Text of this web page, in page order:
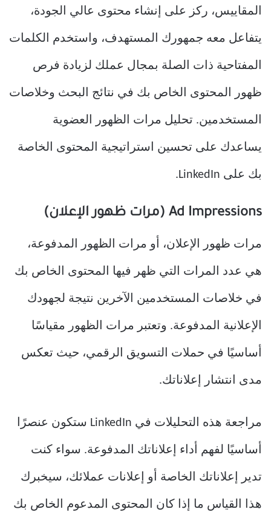
المقاييس، ركز على إنشاء محتوى عالي الجودة،
يتفاعل معه جمهورك المستهدف، واستخدم الكلمات
المفتاحية ذات الصلة بمجال عملك لزيادة فرص
ظهور المحتوى الخاص بك في نتائج البحث وخلاصات
المستخدمين. تحليل مرات الظهور العضوية
يساعدك على تحسين استراتيجية المحتوى الخاصة
بك على LinkedIn.
Ad Impressions (مرات ظهور الإعلان)
مرات ظهور الإعلان، أو مرات الظهور المدفوعة،
هي عدد المرات التي ظهر فيها المحتوى الخاص بك
في خلاصات المستخدمين الآخرين نتيجة لجهودك
الإعلانية المدفوعة. وتعتبر مرات الظهور مقياسًا
أساسيًا في حملات التسويق الرقمي، حيث تعكس
مدى انتشار إعلاناتك.
مراجعة هذه التحليلات في LinkedIn ستكون عنصرًا
أساسيًا لفهم أداء إعلاناتك المدفوعة. سواء كنت
تدير إعلاناتك الخاصة أو إعلانات عملائك، سيخبرك
هذا القياس ما إذا كان المحتوى المدعوم الخاص بك